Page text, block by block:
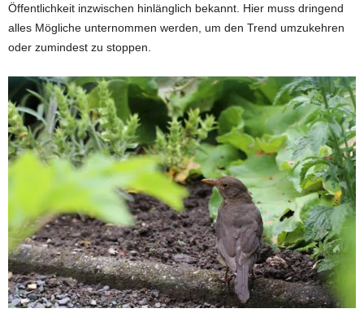
Öffentlichkeit inzwischen hinlänglich bekannt. Hier muss dringend
alles Mögliche unternommen werden, um den Trend umzukehren
oder zumindest zu stoppen.